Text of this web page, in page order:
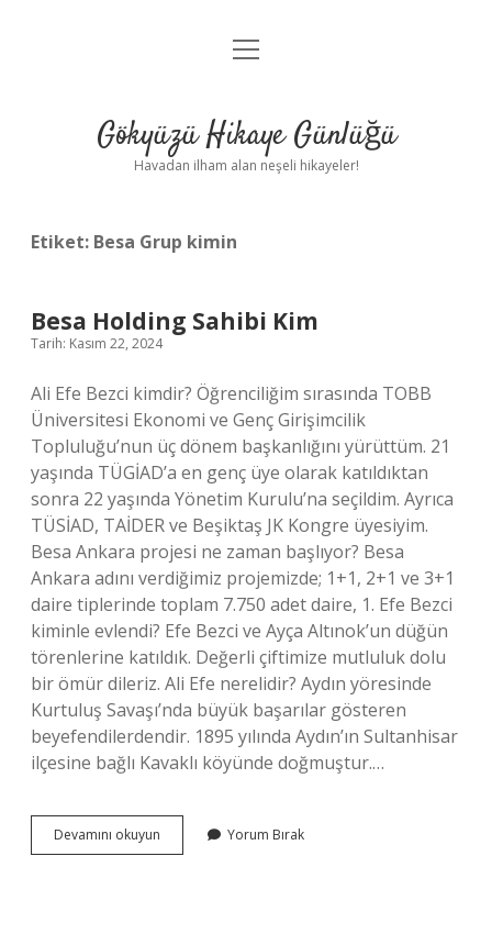
Anasayfa
Yasal Uyarı
menüyü
Gökyüzü Hikaye Günlüğü
Havadan ilham alan neşeli hikayeler!
Etiket: Besa Grup kimin
Besa Holding Sahibi Kim
Tarih: Kasım 22, 2024
Ali Efe Bezci kimdir? Öğrenciliğim sırasında TOBB
Üniversitesi Ekonomi ve Genç Girişimcilik
Topluluğu’nun üç dönem başkanlığını yürüttüm. 21
yaşında TÜGİAD’a en genç üye olarak katıldıktan
sonra 22 yaşında Yönetim Kurulu’na seçildim. Ayrıca
TÜSİAD, TAİDER ve Beşiktaş JK Kongre üyesiyim.
Besa Ankara projesi ne zaman başlıyor? Besa
Ankara adını verdiğimiz projemizde; 1+1, 2+1 ve 3+1
daire tiplerinde toplam 7.750 adet daire, 1. Efe Bezci
kiminle evlendi? Efe Bezci ve Ayça Altınok’un düğün
törenlerine katıldık. Değerli çiftimize mutluluk dolu
bir ömür dileriz. Ali Efe nerelidir? Aydın yöresinde
Kurtuluş Savaşı’nda büyük başarılar gösteren
beyefendilerdendir. 1895 yılında Aydın’ın Sultanhisar
ilçesine bağlı Kavaklı köyünde doğmuştur.…
Devamını okuyun
Holding
Yorum Bırak